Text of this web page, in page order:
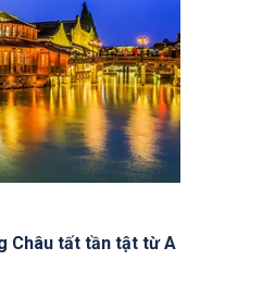
Châu tất tần tật từ A